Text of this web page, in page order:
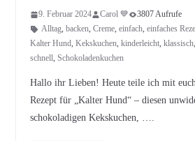
9. Februar 2024 Carol 💙
3807 Aufrufe
Alltag, backen, Creme, einfach, einfaches
Kalter Hund, Kekskuchen, kinderleicht, klassisch,
schnell, Schokoladenkuchen
Hallo ihr Lieben! Heute teile ich mit
Rezept für „Kalter Hund“ – diesen
schokoladigen Kekskuchen, ….